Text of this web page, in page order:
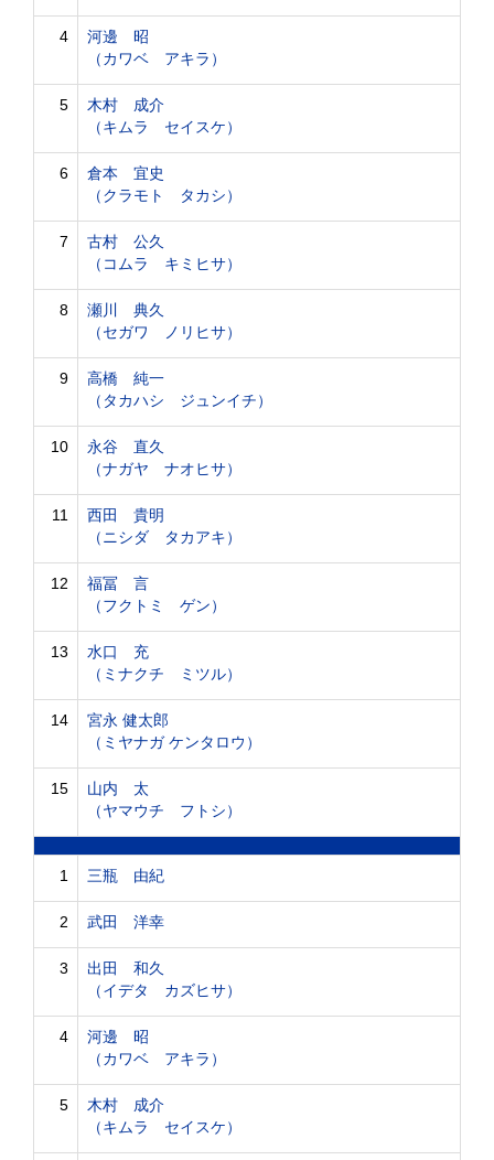
4
河邊 昭
（カワベ アキラ）
5
木村 成介
（キムラ セイスケ）
6
倉本 宜史
（クラモト タカシ）
7
古村 公久
（コムラ キミヒサ）
8
瀬川 典久
（セガワ ノリヒサ）
9
高橋 純一
（タカハシ ジュンイチ）
10
永谷 直久
（ナガヤ ナオヒサ）
11
西田 貴明
（ニシダ タカアキ）
12
福冨 言
（フクトミ ゲン）
13
水口 充
（ミナクチ ミツル）
14
宮永 健太郎
（ミヤナガ ケンタロウ）
15
山内 太
（ヤマウチ フトシ）
1 三瓶 由紀
2 武田 洋幸
3
出田 和久
（イデタ カズヒサ）
4
河邊 昭
（カワベ アキラ）
5
木村 成介
（キムラ セイスケ）